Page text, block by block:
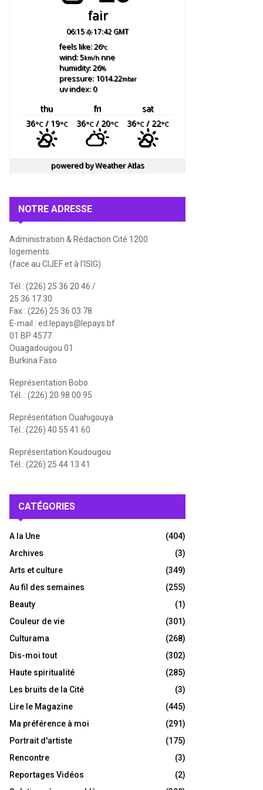
fair
06:15 17:42 GMT
feels like: 26°c
wind: 5km/hnne
humidity: 26%
pressure: 1014.22mbar
uv index: 0
thu fri
sat
36°C/ 19°C 36°C/ 20°C 36°C/ 22°C
powered byWeather Atlas
NOTRE ADRESSE
Administration & Rédaction Cité 1200
logements
(face au CIJEF et à l'ISIG)
Tél : (226) 25 36 20 46 /
25 36 17 30
Fax : (226) 25 36 03 78
E-mail : ed.lepays@lepays.bf
01 BP 4577
Ouagadougou 01
Burkina Faso
Représentation Bobo
Tél. : (226) 20 98 00 95
Représentation Ouahigouya
Tél.: (226) 40 55 41 60
Représentation Koudougou
Tél.: (226) 25 44 13 41
CATÉGORIES
A la Une
(404)
Archives
(3)
Arts et culture
(349)
Au fil des semaines
(255)
Beauty
(1)
Couleur de vie
(301)
Culturama
(268)
Dis-moi tout
(302)
Haute spiritualité
(285)
Les bruits de la Cité
(3)
Lire le Magazine
(445)
Ma préférence à moi
(291)
Portrait d'artiste
(175)
Rencontre
(3)
Reportages Vidéos
(2)